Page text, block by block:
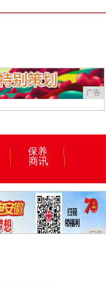
广告
保养
商讯
广告